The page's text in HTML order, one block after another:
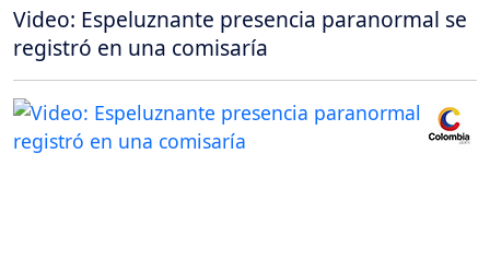
Video: Espeluznante presencia paranormal se
registró en una comisaría